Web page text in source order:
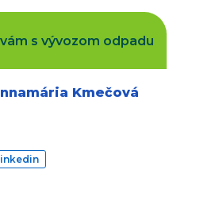
s vývozom odpadu
Kmečová